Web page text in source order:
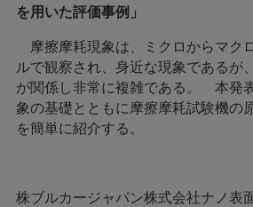
を用いた評価事例」
摩擦摩耗現象は、ミクロからマク
ルで観察され、身近な現象であるが
が関係し非常に複雑である。 本発
象の基礎とともに摩擦摩耗試験機の
を簡単に紹介する。
株ブルカージャパン株式会社ナノ表